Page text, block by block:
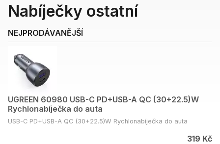
Nabíječky ostatní
NEJPRODÁVANĚJŠÍ
UGREEN 60980 USB-C PD+USB-A QC (30+22.5)W
Rychlonabíječka do auta
USB-C PD+USB-A QC (30+22.5)W Rychlonabíječka do auta
319 Kč